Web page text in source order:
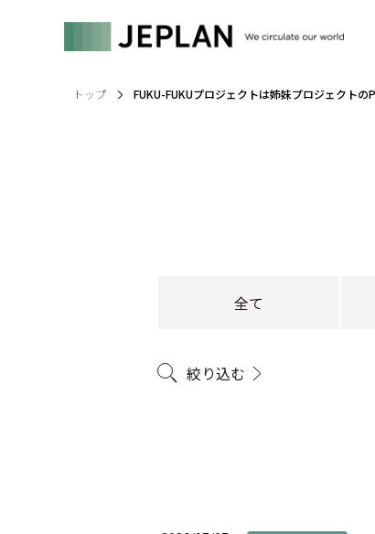
トップ FUKU-FUKUプロジェクトは姉妹プロジェクト
全て
絞り込む